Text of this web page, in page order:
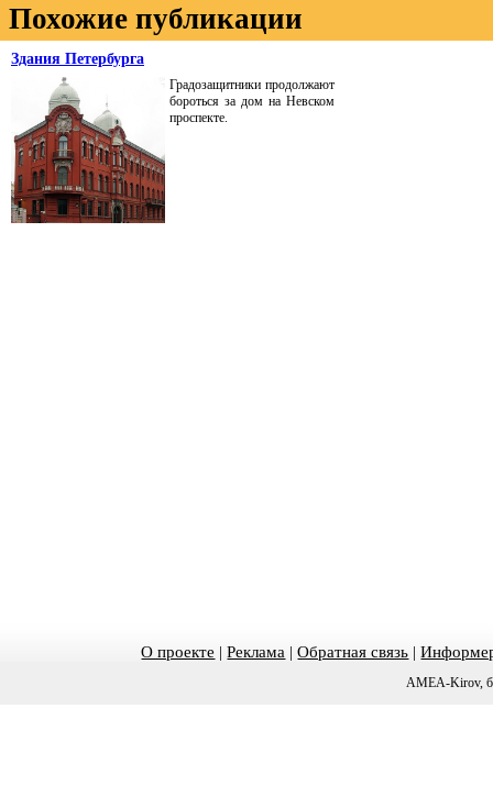
Похожие публикации
Здания Петербурга
Градозащитники продолжают
бороться за дом на Невском
проспекте.
О проекте |Реклама |Обратная связь |
AMEA-Kirov,